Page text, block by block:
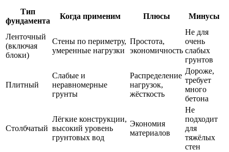
Тип
фундамента
Когда применим Плюсы Минусы
Ленточный
(включая
блоки)
Стены по периметру,
умеренные нагрузки
Простота,
экономичность
Не для
очень
слабых
грунтов
Плитный
Слабые и
неравномерные
грунты
Распределение
нагрузок,
жёсткость
Дороже,
требует
много
бетона
Столбчатый
Лёгкие конструкции,
высокий уровень
грунтовых вод
Экономия
материалов
Не
подходит
для
тяжёлых
стен